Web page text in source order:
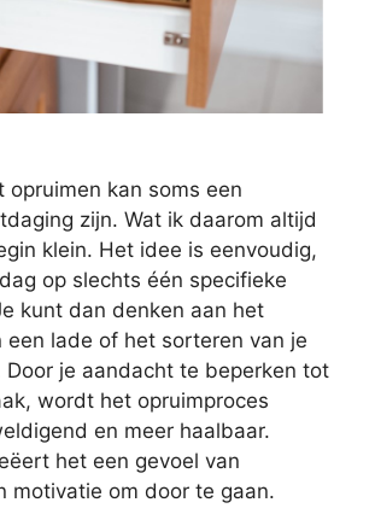
opruimen kan soms een
zijn. Wat ik daarom altijd
klein. Het idee is eenvoudig,
op slechts één specifieke
kunt dan denken aan het
een lade of het sorteren van je
Door je aandacht te beperken tot
wordt het opruimproces
en meer haalbaar.
het een gevoel van
motivatie om door te gaan.